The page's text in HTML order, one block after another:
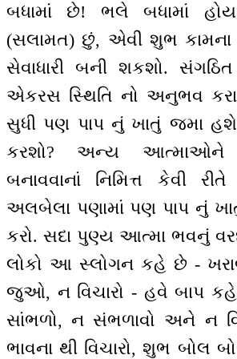
બધામાં છે! ભલે બધામાં
(સલામત) છું, એવી શુભ કામના
સેવાધારી બની શકશો.
એકરસ સ્થિતિ નો અનુભવ
સુધી પણ પાપ નું ખાતું જમા
કરશો? અન્ય
બનાવવાનાં નિમિત્ત કેવી
અલબેલા પણામાં પણ પાપ નું
કરો. સદા પુણ્ય આત્મા ભવનું
લોકો આ સ્લોગન કહે છે -
જુઓ, ન વિચારો - હવે બાપ
સાંભળો, ન સંભળાવો અને ન
ભાવના થી વિચારો, શુભ બોલ